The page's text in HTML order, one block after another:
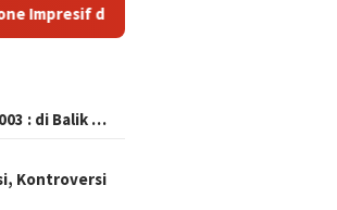
Kualitas Unggul dan Harga Terjangkau
: di Balik …
Kontroversi